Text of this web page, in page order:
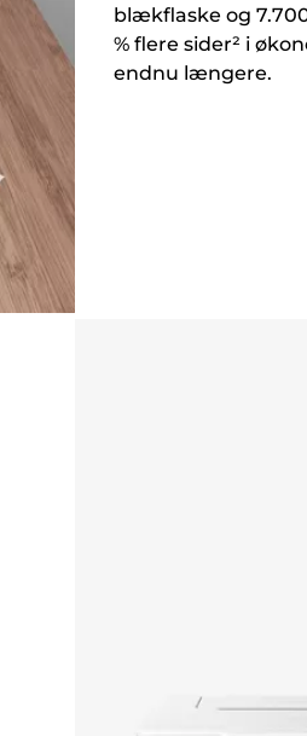
blækflaske og
% flere sider² i
endnu længere.